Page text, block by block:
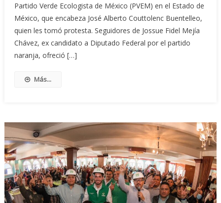
Partido Verde Ecologista de México (PVEM) en el Estado de
México, que encabeza José Alberto Couttolenc Buentelleo,
quien les tomó protesta. Seguidores de Jossue Fidel Mejía
Chávez, ex candidato a Diputado Federal por el partido
naranja, ofreció […]
Más...